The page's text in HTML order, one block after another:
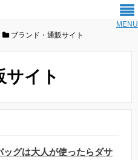
MENU
ブランド・通販サイト
サイト
ッグは大人が使ったらダサ